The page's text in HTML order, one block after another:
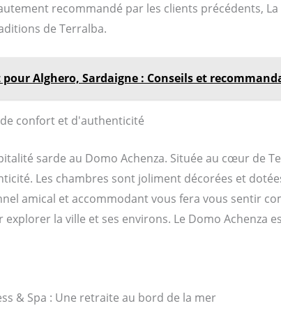
recommandé par les clients précédents,
de Terralba.
Alghero, Sardaigne : Conseils et
confort et d'authenticité
sarde au Domo Achenza. Située au cœur de
Les chambres sont joliment décorées et
amical et accommodant vous fera vous sentir
la ville et ses environs. Le Domo Achenza
& Spa : Une retraite au bord de la mer